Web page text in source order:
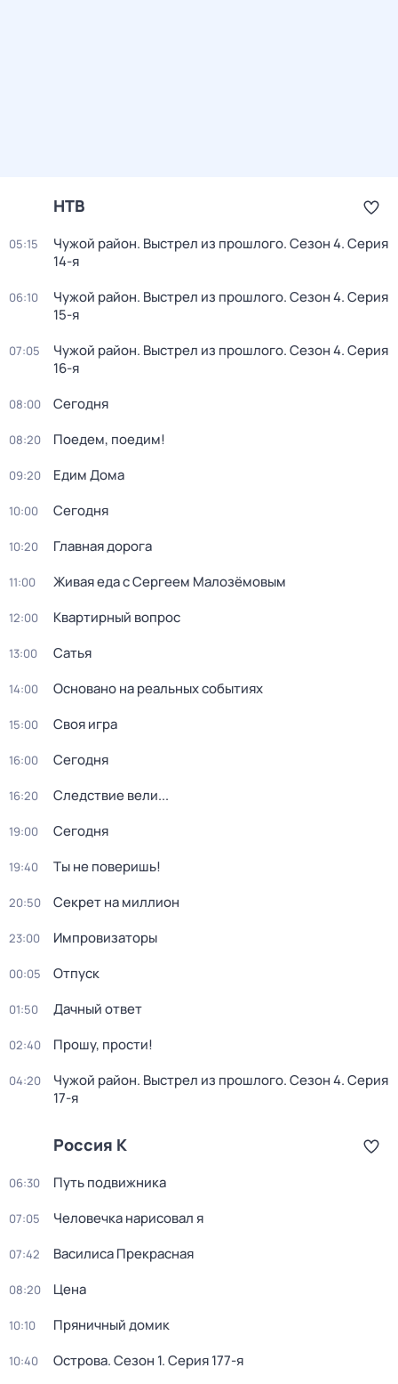
НТВ
05:15 Чужой район. Выстрел из прошлого. Сезон 4. Серия
14-я
06:10 Чужой район. Выстрел из прошлого. Сезон 4. Серия
15-я
07:05 Чужой район. Выстрел из прошлого. Сезон 4. Серия
16-я
08:00 Сегодня
08:20 Поедем, поедим!
09:20 Едим Дома
10:00 Сегодня
10:20 Главная дорога
11:00 Живая еда с Сергеем Малозёмовым
12:00 Квартирный вопрос
13:00 Сатья
14:00 Основано на реальных событиях
15:00 Своя игра
16:00 Сегодня
16:20 Следствие вели...
19:00 Сегодня
19:40 Ты не поверишь!
20:50 Секрет на миллион
23:00 Импровизаторы
00:05 Отпуск
01:50 Дачный ответ
02:40 Прошу, прости!
04:20 Чужой район. Выстрел из прошлого. Сезон 4. Серия
17-я
Россия К
06:30 Путь подвижника
07:05 Человечка нарисовал я
07:42 Василиса Прекрасная
08:20 Цена
10:10 Пряничный домик
10:40 Острова. Сезон 1. Серия 177-я